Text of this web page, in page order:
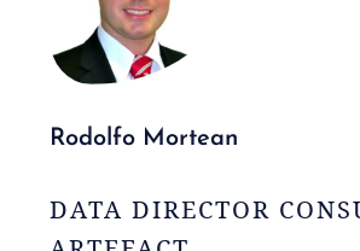
Rodolfo Mortean
DATA DIRECTOR